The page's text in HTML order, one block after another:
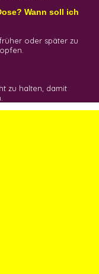
Wann soll ich
oder später zu
zu halten, damit